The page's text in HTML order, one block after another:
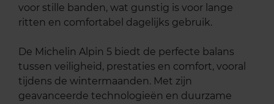
voor stille banden, wat gunstig is voor lange
ritten en comfortabel dagelijks gebruik.
De Michelin Alpin 5 biedt de perfecte balans
tussen veiligheid, prestaties en comfort, vooral
tijdens de wintermaanden. Met zijn
geavanceerde technologieën en duurzame